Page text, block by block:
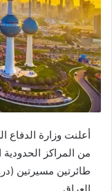
أعلنت وزارة الدفاع
من المراكز
طائرتين مسيرتين